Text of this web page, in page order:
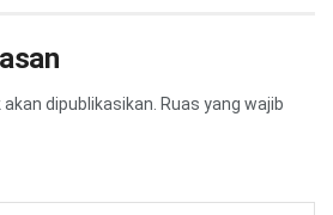
dipublikasikan. Ruas yang wajib